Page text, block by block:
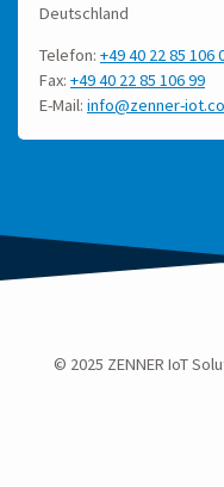
Deutschland
Telefon: +49 40 22 85 106
Fax: +49 40 22 85 106 99
E-Mail: info@zenner-
© 2025 ZENNER IoT